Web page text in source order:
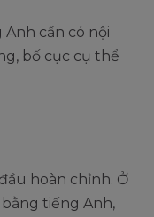
cần có nội
bố cục cụ thể
hoàn chỉnh. Ở
tiếng Anh,